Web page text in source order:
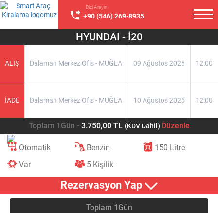
Bizi Arayın
+90 (546) 269-8935
HYUNDAI - İ20
ALIŞ Dalaman Merkez Ofis - MUĞLA 09 Ağustos 2026 12:00
İADE Dalaman Merkez Ofis - MUĞLA 10 Ağustos 2026 12:00
Toplam 1Gün - 3.750,00 TL (KDV Dahil) Düzenle
Otomatik Benzin
150 Litre
Var
5 Kişilik
Rezervasyon Yap
Toplam 1Gün